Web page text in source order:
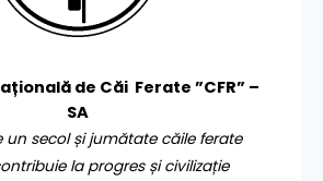
de Căi Ferate ”CFR” –
SA
un secol și jumătate căile ferate
la progres și civilizație